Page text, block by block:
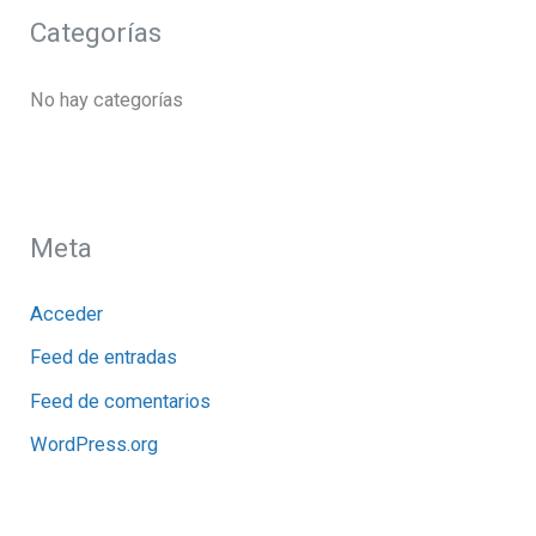
Categorías
No hay categorías
Meta
Acceder
Feed de entradas
Feed de comentarios
WordPress.org